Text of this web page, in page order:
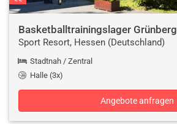
Basketballtrainingslager Grünberg
Sport Resort, Hessen (Deutschland)
Stadtnah / Zentral
Halle (3x)
Angebote anfragen